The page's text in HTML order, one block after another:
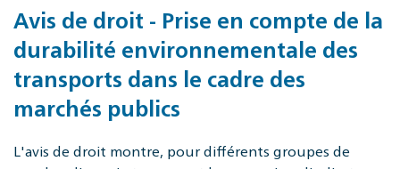
Avis de droit - Prise en compte de la
durabilité environnementale des
transports dans le cadre des
marchés publics
L'avis de droit montre, pour différents groupes de